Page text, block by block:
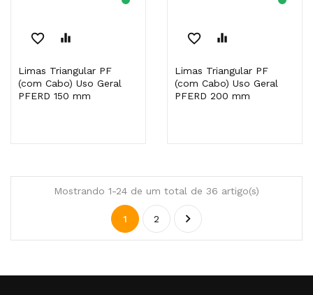
favorite_border equalizer
Limas Triangular PF
(com Cabo) Uso Geral
PFERD 150 mm
favorite_border equalizer
Limas Triangular PF
(com Cabo) Uso Geral
PFERD 200 mm
Mostrando 1-24 de um total de 36 artigo(s)
1 2 